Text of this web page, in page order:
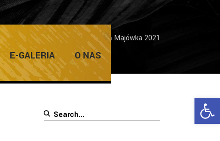
E-GALERIA O NAS
/ Zapowiedzi Imprez / Żarska Majówka 2021
Search